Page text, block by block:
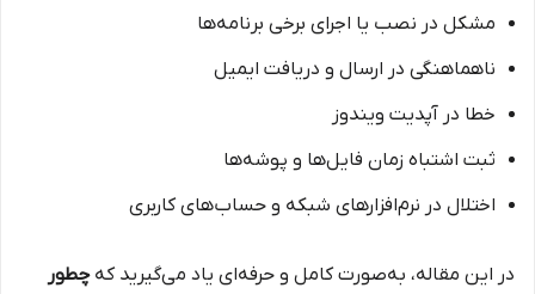
مشکل در نصب یا اجرای برخی برنامه‌ها
ناهماهنگی در ارسال و دریافت ایمیل
خطا در آپدیت ویندوز
ثبت اشتباه زمان فایل‌ها و پوشه‌ها
اختلال در نرم‌افزارهای شبکه و حساب‌های کاربری
در این مقاله، به‌صورت کامل و حرفه‌ای یاد می‌گیرید کهچطور